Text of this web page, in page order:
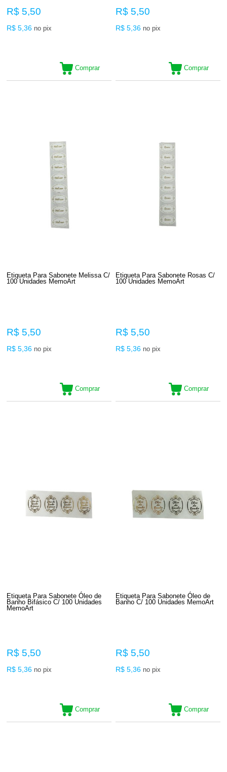
R$ 5,50
R$ 5,36 no pix
Comprar
R$ 5,50
R$ 5,36 no pix
Comprar
Etiqueta Para Sabonete Melissa C/
100 Unidades MemoArt
R$ 5,50
R$ 5,36 no pix
Comprar
Etiqueta Para Sabonete Rosas C/
100 Unidades MemoArt
R$ 5,50
R$ 5,36 no pix
Comprar
Etiqueta Para Sabonete Óleo de
Banho Bifásico C/ 100 Unidades
MemoArt
R$ 5,50
R$ 5,36 no pix
Comprar
Etiqueta Para Sabonete Óleo de
Banho C/ 100 Unidades MemoArt
R$ 5,50
R$ 5,36 no pix
Comprar